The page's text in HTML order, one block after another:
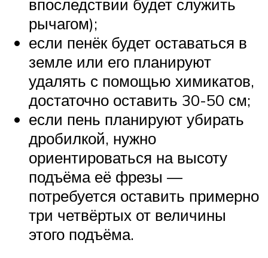
впоследствии будет служить
рычагом);
если пенёк будет оставаться в
земле или его планируют
удалять с помощью химикатов,
достаточно оставить 30-50 см;
если пень планируют убирать
дробилкой, нужно
ориентироваться на высоту
подъёма её фрезы —
потребуется оставить примерно
три четвёртых от величины
этого подъёма.